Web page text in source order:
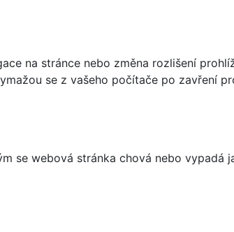
na stránce nebo změna rozlišení
se z vašeho počítače po zavření
se webová stránka chová nebo vypadá